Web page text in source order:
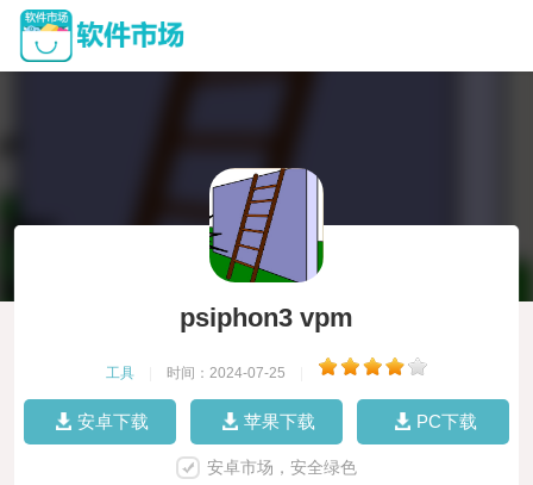
psiphon3 vpm
工具 时间：2024-07-25
安卓下载 苹果下载 PC下载
安卓市场，安全绿色